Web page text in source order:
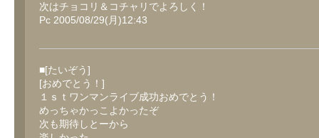
次はチョコリ＆コチャリでよろしく！
Pc 2005/08/29(月)12:43
■[たいぞう]
[おめでとう！]
１ｓｔワンマンライブ成功おめでとう！
めっちゃかっこよかったぞ
次も期待しとーから